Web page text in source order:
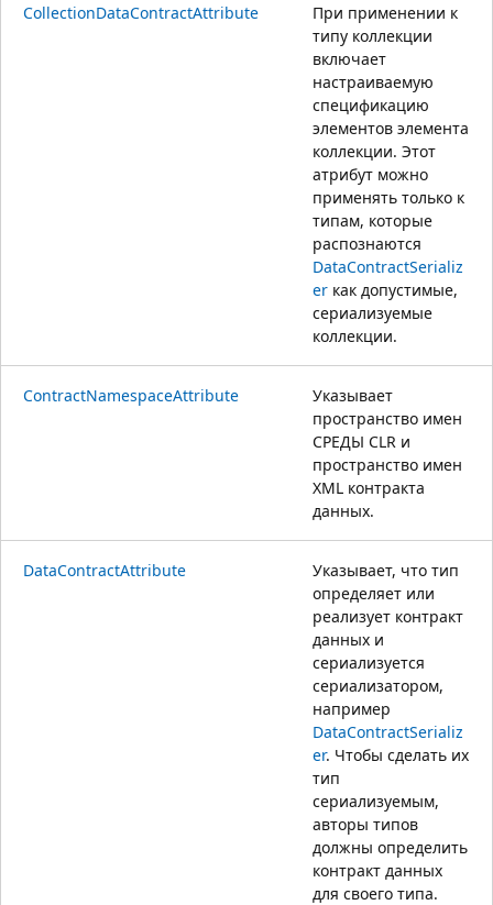
CollectionDataContractAttribute
При применении к
типу коллекции
включает
настраиваемую
спецификацию
элементов элемента
коллекции. Этот
атрибут можно
применять только к
типам, которые
распознаются
DataContractSerializ
er как допустимые,
сериализуемые
коллекции.
ContractNamespaceAttribute
Указывает
пространство имен
СРЕДЫ CLR и
пространство имен
XML контракта
данных.
DataContractAttribute
Указывает, что тип
определяет или
реализует контракт
данных и
сериализуется
сериализатором,
например
DataContractSerializ
er. Чтобы сделать их
тип
сериализуемым,
авторы типов
должны определить
контракт данных
для своего типа.